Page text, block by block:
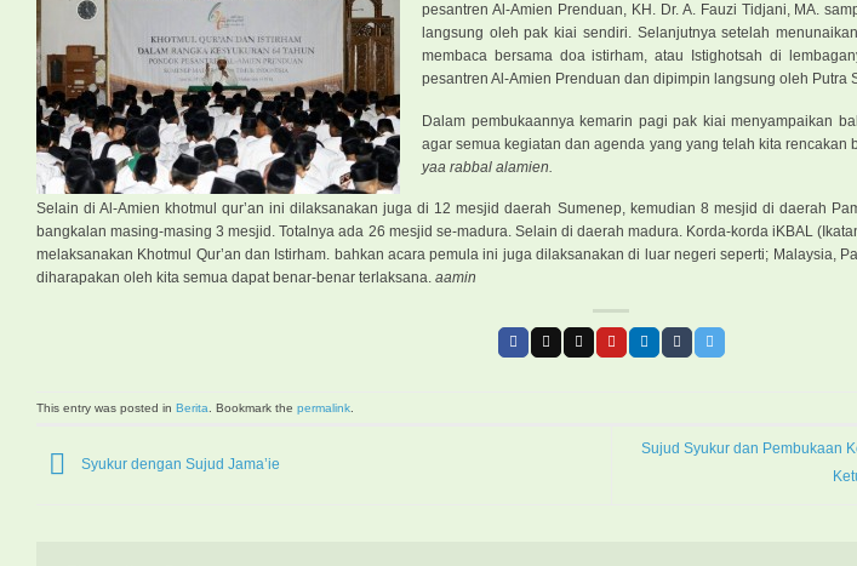
pesantren Al-Amien Prenduan, KH. Dr. A. Fauzi Tidjani, MA.
langsung oleh pak kiai sendiri. Selanjutnya setelah
membaca bersama doa istirham, atau Istighotsah di
pesantren Al-Amien Prenduan dan dipimpin langsung oleh Putra
Dalam pembukaannya kemarin pagi pak kiai menyampaikan
agar semua kegiatan dan agenda yang yang telah kita rencakan
yaa rabbal alamien.
Selain di Al-Amien khotmul qur’an ini dilaksanakan juga di 12 mesjid daerah Sumenep, kemudian 8 mesjid di daerah
bangkalan masing-masing 3 mesjid. Totalnya ada 26 mesjid se-madura. Selain di daerah madura. Korda-korda iKBAL
melaksanakan Khotmul Qur’an dan Istirham. bahkan acara pemula ini juga dilaksanakan di luar negeri seperti; Malaysia,
diharapakan oleh kita semua dapat benar-benar terlaksana. aamin
This entry was posted in Berita . Bookmark the permalink
Syukur dengan Sujud Jama’ie
Sujud Syukur dan Pembukaan